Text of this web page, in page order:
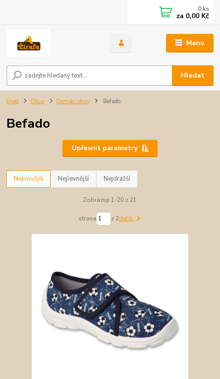
Menu
Hledat
0 ks
za 0,00 Kč
Úvod Obuv Domácí obuv Befado
Befado
Upřesnit parametry
Nejnovější Nejlevnější Nejdražší
Zobrazuji 1-20 z 21
strana z 2další